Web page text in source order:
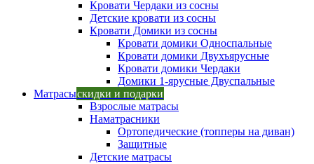
Кровати Чердаки из сосны
Детские кровати из сосны
Кровати Домики из сосны
Кровати домики Односпальные
Кровати домики Двухъярусные
Кровати домики Чердаки
Домики 1-ярусные Двуспальные
Матрасыскидки и подарки
Взрослые матрасы
Наматрасники
Ортопедические (топперы на диван)
Защитные
Детские матрасы